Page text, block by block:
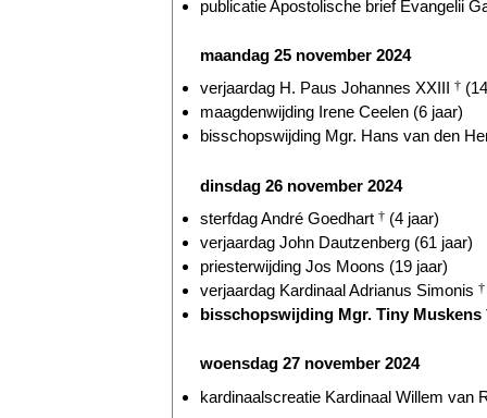
publicatie Apostolische brief Evangelii
maandag 25 november 2024
verjaardag H. Paus Johannes XXIII †
maagdenwijding Irene Ceelen (6 jaar)
bisschopswijding Mgr. Hans van den
dinsdag 26 november 2024
sterfdag André Goedhart † (4 jaar)
verjaardag John Dautzenberg (61 jaar)
priesterwijding Jos Moons (19 jaar)
verjaardag Kardinaal Adrianus Simonis †
bisschopswijding Mgr. Tiny Muskens
woensdag 27 november 2024
kardinaalscreatie Kardinaal Willem van